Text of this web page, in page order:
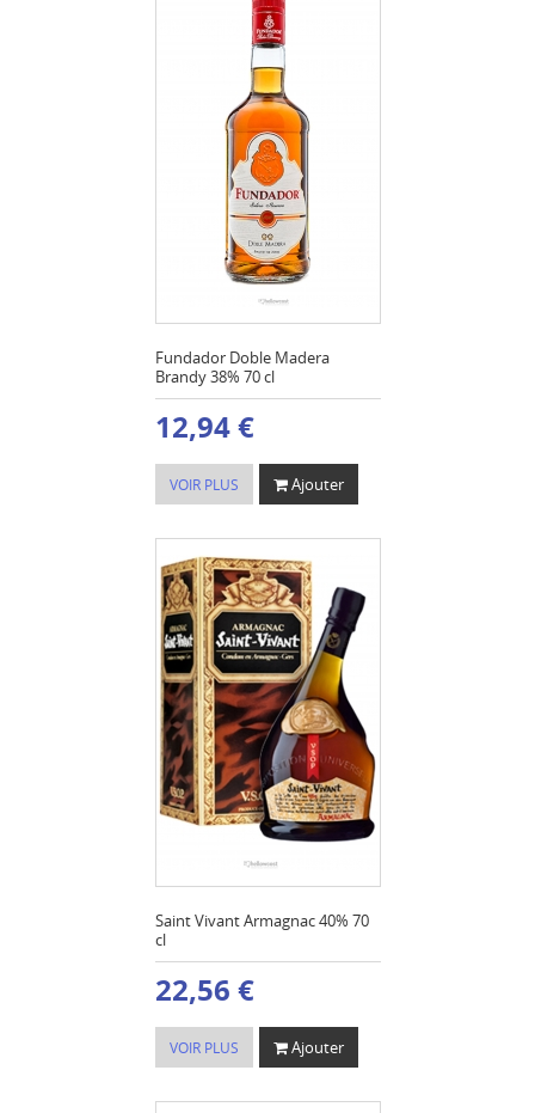
Fundador Doble Madera
Brandy 38% 70 cl
12,94 €
VOIR PLUS Ajouter
Saint Vivant Armagnac 40% 70
cl
22,56 €
VOIR PLUS Ajouter